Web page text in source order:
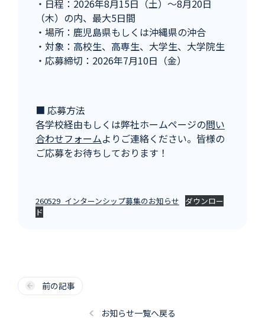
・日程：2026年8月15日（土）～8月20日
（木）の内、最大5日間
・場所：鹿児島県もしくは沖縄県の沖合
・対象：高校生、高専生、大学生、大学院生
・応募締切：2026年7月10日（金）
■ 応募方法
各学校経由もしくは弊社ホームページの問い
合わせフォームよりご連絡ください。皆様の
ご応募をお待ちしております！
260529_インターンシップ募集のお知らせ
ダウンロー
ド
前の記事
お知らせ一覧へ戻る